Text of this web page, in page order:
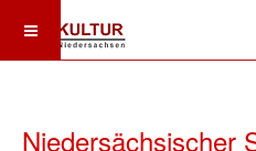
Niedersächsischer